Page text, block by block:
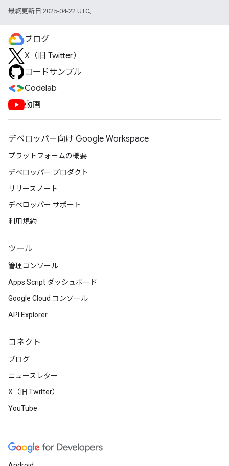
最終更新日 2025-04-22 UTC。
ブログ
X（旧 Twitter）
コードサンプル
Codelab
動画
デベロッパー向け Google Workspace
プラットフォームの概要
デベロッパー プロダクト
リリースノート
デベロッパー サポート
利用規約
ツール
管理コンソール
Apps Script ダッシュボード
Google Cloud コンソール
API Explorer
コネクト
ブログ
ニュースレター
X（旧 Twitter）
YouTube